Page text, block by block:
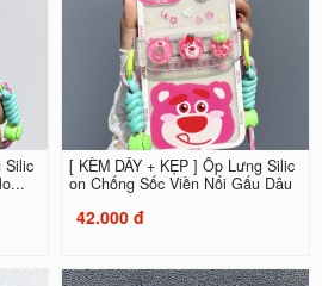
Silic
[ KÈM DÂY + KẸP ] Ốp Lưng Silic
on Chống Sốc Viền Nổi Gấu Dâu
42.000 đ